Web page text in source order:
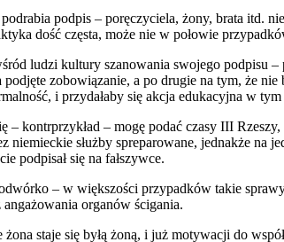
podpis – poręczyciela, żony, brata itd.
dość częsta, może nie w połowie
ludzi kultury szanowania swojego podpisu –
zobowiązanie, a po drugie na tym, że
i przydałaby się akcja edukacyjna w tym
– kontrprzykład – mogę podać czasy III
niemieckie służby spreparowane, jednakże na
podpisał się na fałszywce.
– w większości przypadków takie
angażowania organów ścigania.
żona staje się byłą żoną, i już motywacji do